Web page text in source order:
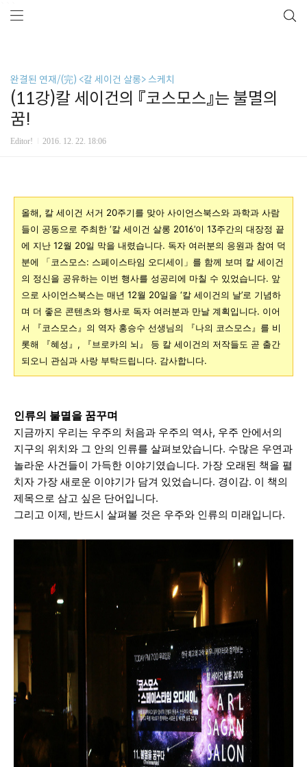
완결된 연재/(完) <칼 세이건 살롱> 스케치
(11강)칼 세이건의 『코스모스』는 불멸의
꿈!
Editor! 2016. 12. 22. 18:06
올해, 칼 세이건 서거 20주기를 맞아 사이언스북스와 과학과 사람
들이 공동으로 주최한 ‘칼 세이건 살롱 2016’이 13주간의 대장정 끝
에 지난 12월 20일 막을 내렸습니다. 독자 여러분의 응원과 참여 덕
분에 「코스모스: 스페이스타임 오디세이」를 함께 보며 칼 세이건
의 정신을 공유하는 이번 행사를 성공리에 마칠 수 있었습니다. 앞
으로 사이언스북스는 매년 12월 20일을 ‘칼 세이건의 날’로 기념하
며 더 좋은 콘텐츠와 행사로 독자 여러분과 만날 계획입니다. 이어
서 『코스모스』의 역자 홍승수 선생님의 『나의 코스모스』를 비
롯해 『혜성』, 『브로카의 뇌』 등 칼 세이건의 저작들도 곧 출간
되오니 관심과 사랑 부탁드립니다. 감사합니다.
인류의 불멸을 꿈꾸며
지금까지 우리는 우주의 처음과 우주의 역사, 우주 안에서의
지구의 위치와 그 안의 인류를 살펴보았습니다. 수많은 우연과
놀라운 사건들이 가득한 이야기였습니다. 가장 오래된 책을 펼
치자 가장 새로운 이야기가 담겨 있었습니다. 경이감. 이 책의
제목으로 삼고 싶은 단어입니다.
그리고 이제, 반드시 살펴볼 것은 우주와 인류의 미래입니다.